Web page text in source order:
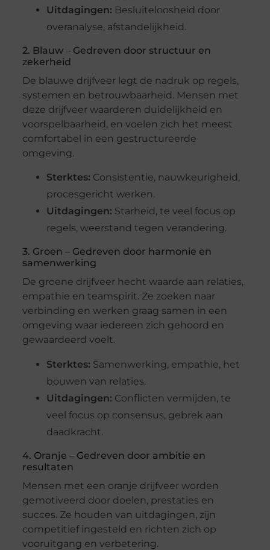
Uitdagingen: Besluiteloosheid door
overanalyse, afstandelijkheid.
2. Blauw – Gedreven door structuur en
zekerheid
De blauwe drijfveer legt de nadruk op regels,
systemen en betrouwbaarheid. Mensen met
deze drijfveer waarderen duidelijkheid en
voorspelbaarheid, en voelen zich het meest
comfortabel in een gestructureerde
omgeving.
Sterktes: Consistentie, nauwkeurigheid,
procesgericht werken.
Uitdagingen: Starheid, te veel focus op
regels, weerstand tegen verandering.
3. Groen – Gedreven door harmonie en
samenwerking
De groene drijfveer hecht waarde aan relaties,
empathie en teamspirit. Ze zoeken naar
verbinding en werken graag samen in een
omgeving waar iedereen zich gehoord en
gewaardeerd voelt.
Sterktes: Samenwerking, empathie, het
bouwen van relaties.
Uitdagingen: Conflicten vermijden, te
veel focus op consensus, gebrek aan
daadkracht.
4. Oranje – Gedreven door ambitie en
resultaten
Mensen met een oranje drijfveer worden
gemotiveerd door doelen, prestaties en
succes. Ze houden van uitdagingen, zijn
competitief ingesteld en richten zich op
vooruitgang en verbetering.